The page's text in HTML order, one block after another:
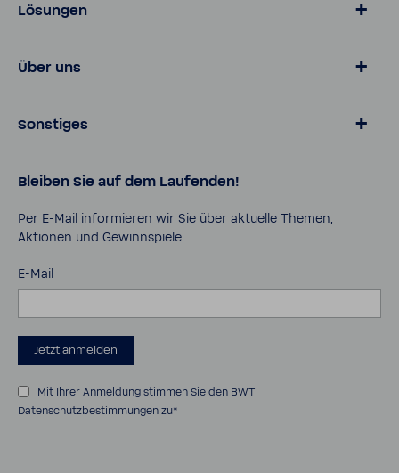
Lösungen
Produkte für Zuhause
Lösungen für Geschäfts­kunden
Über uns
Über BWT
Pro Portal
Kontakt
Sonstiges
AGB
Impressum
Cookies
Sicher­heits­da­ten­blätter
Bleiben Sie auf dem Laufenden!
Per E-​Mail infor­mieren wir Sie über aktu­elle Themen,
Aktionen und Gewinn­spiele.
E-Mail
Jetzt anmelden
Mit Ihrer Anmeldung stimmen Sie den BWT
Datenschutzbestimmungen zu*